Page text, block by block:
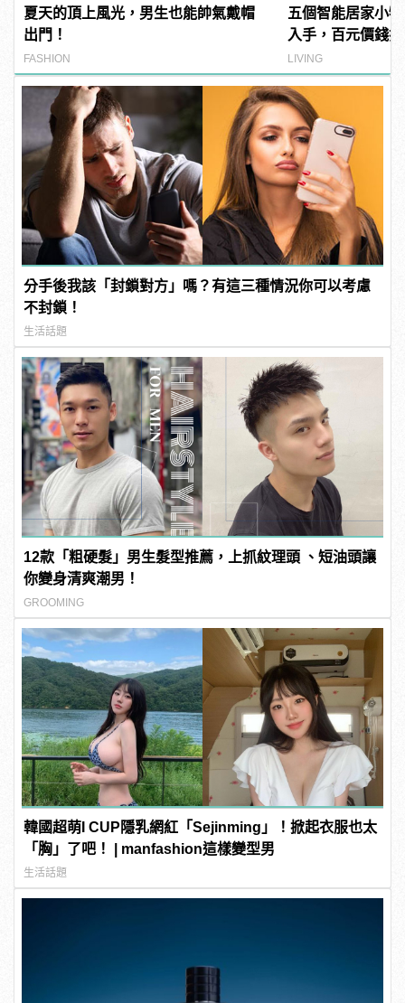
夏天的頂上風光，男生也能帥氣戴帽
出門！
FASHION
五個智能居家小
入手，百元價錢
LIVING
分手後我該「封鎖對方」嗎？有這三種情況你可以考慮
不封鎖！
生活話題
12款「粗硬髮」男生髮型推薦，上抓紋理頭 、短油頭讓
你變身清爽潮男！
GROOMING
韓國超萌I CUP隱乳網紅「Sejinming」！掀起衣服也太
「胸」了吧！ | manfashion這樣變型男
生活話題